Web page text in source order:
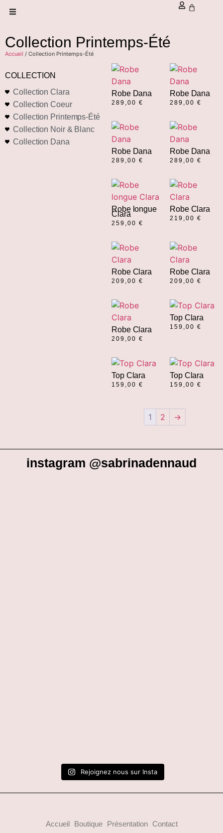
Collection Printemps-Été
Accueil / Collection Printemps-Été
COLLECTION
Collection Clara
Collection Coeur
Collection Printemps-Été
Collection Noir & Blanc
Collection Dana
Robe Dana
289,00 €
Robe Dana
289,00 €
Robe Dana
289,00 €
Robe Dana
289,00 €
Robe longue
Clara
259,00 €
Robe Clara
219,00 €
Robe Clara
209,00 €
Robe Clara
209,00 €
Robe Clara
209,00 €
Top Clara
159,00 €
Top Clara
159,00 €
Top Clara
159,00 €
1 2 →
instagram @sabrinadennaud
Rejoignez nous sur Insta
Accueil Boutique Présentation Contact